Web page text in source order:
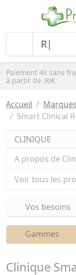
Paiement 4X sans
à partir de 30€
Accueil Marques
Smart Clinical
CLINIQUE
A propos de
Voir tous les
Vos besoins
Gammes
Clinique